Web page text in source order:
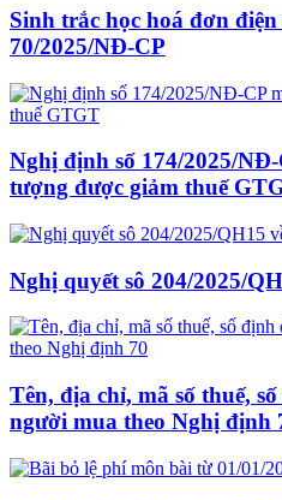
Sinh trắc học hoá đơn
70/2025/NĐ-CP
Nghị định số 174/2025/
tượng được giảm thuế
Nghị quyết sô 204/2025/
Tên, địa chỉ, mã số thuế,
người mua theo Nghị định